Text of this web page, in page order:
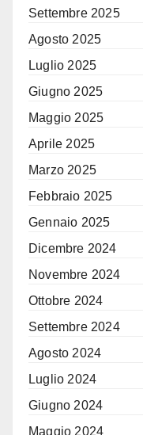
Settembre 2025
Agosto 2025
Luglio 2025
Giugno 2025
Maggio 2025
Aprile 2025
Marzo 2025
Febbraio 2025
Gennaio 2025
Dicembre 2024
Novembre 2024
Ottobre 2024
Settembre 2024
Agosto 2024
Luglio 2024
Giugno 2024
Maggio 2024